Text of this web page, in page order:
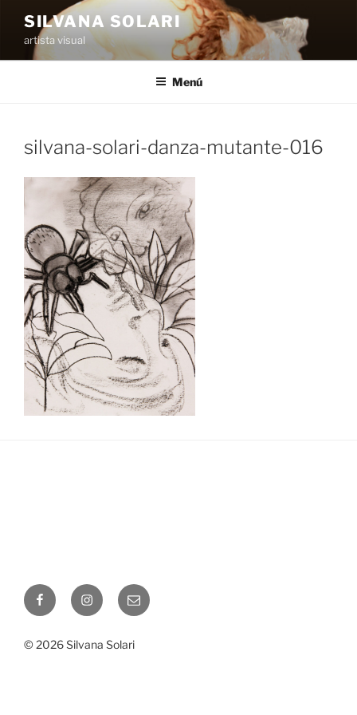
contenido
SILVANA SOLARI
artista visual
Menú
silvana-solari-danza-mutante-016
FacebookInstagramCorreo
electrónico
© 2026 Silvana Solari